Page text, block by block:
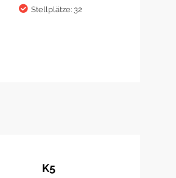
Stellplätze: 32
K5